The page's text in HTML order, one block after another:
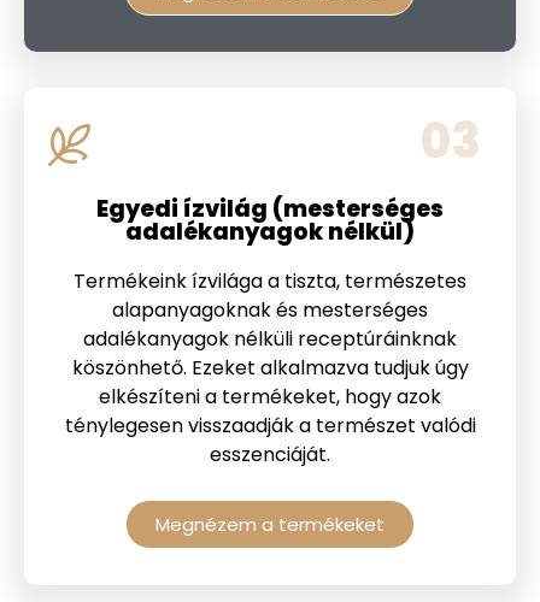
03
Egyedi ízvilág (mesterséges
adalékanyagok nélkül)
Termékeink ízvilága a tiszta, természetes
alapanyagoknak és mesterséges
adalékanyagok nélküli receptúráinknak
köszönhető. Ezeket alkalmazva tudjuk úgy
elkészíteni a termékeket, hogy azok
ténylegesen visszaadják a természet valódi
esszenciáját.
Megnézem a termékeket